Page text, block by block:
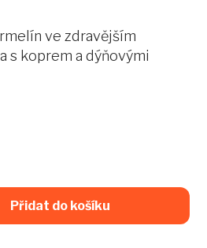
Přidat do košíku
ve zdravějším
s koprem a dýňovými